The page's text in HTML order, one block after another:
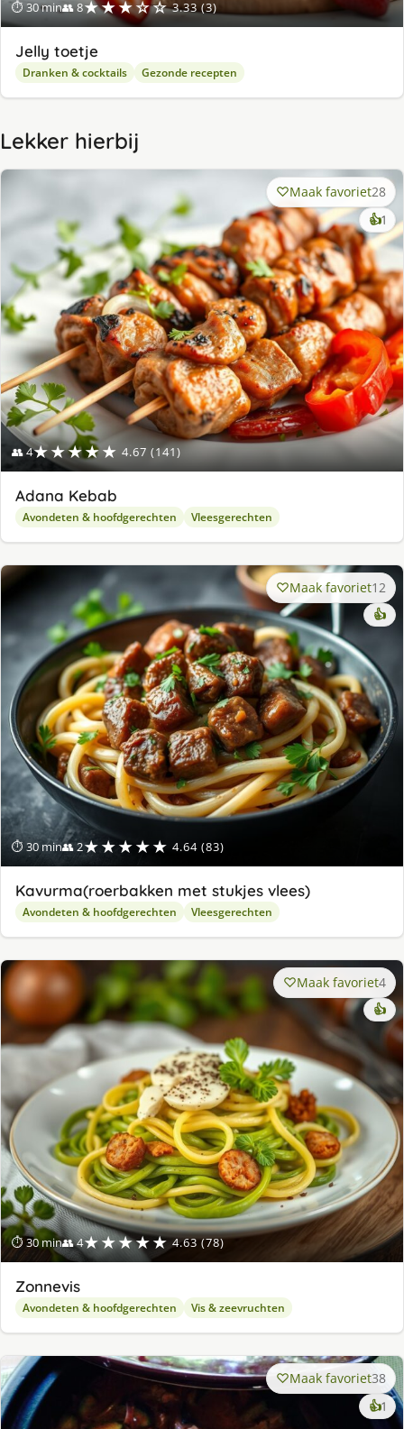
⏱ 30 min👥 8★★★☆☆ 3.33 (3)
Jelly toetje
Dranken & cocktails Gezonde recepten
Lekker hierbij
👥 4★★★★★ 4.67 (141)
Maak favoriet28
👍1
Adana Kebab
Avondeten & hoofdgerechten Vleesgerechten
⏱ 30 min👥 2★★★★★ 4.64 (83)
Maak favoriet12
👍
Kavurma(roerbakken met stukjes vlees)
Avondeten & hoofdgerechten Vleesgerechten
⏱ 30 min👥 4★★★★★ 4.63 (78)
Maak favoriet4
👍
Zonnevis
Avondeten & hoofdgerechten Vis & zeevruchten
Maak favoriet38
👍1